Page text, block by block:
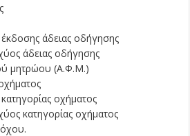
άδειας οδήγησης
άδειας οδήγησης
μητρώου (Α.Φ.Μ.)
οχήματος
κατηγορίας οχήματος